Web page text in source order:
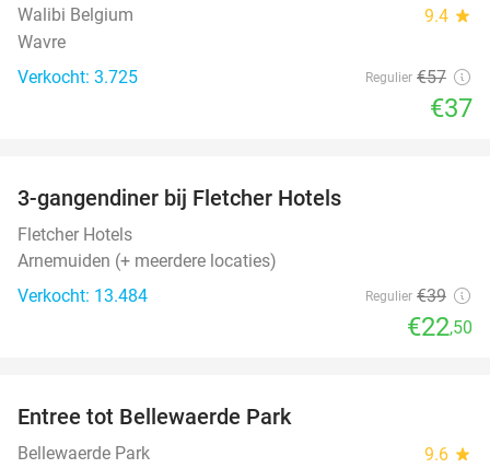
Walibi Belgium 9.4 star
Wavre
Verkocht: 3.725
Regulier €57
€37
3-gangendiner bij Fletcher Hotels
Fletcher Hotels
Arnemuiden (+ meerdere locaties)
Verkocht: 13.484
Regulier €39
€22,50
Entree tot Bellewaerde Park
Bellewaerde Park 9.6 star